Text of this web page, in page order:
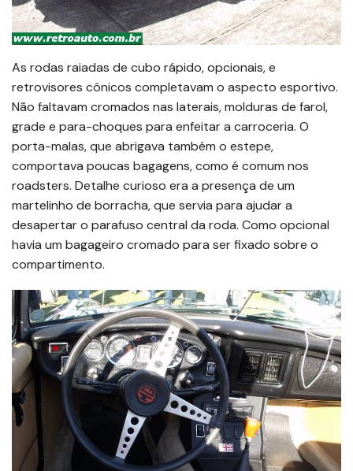
As rodas raiadas de cubo rápido, opcionais, e
retrovisores cônicos completavam o aspecto esportivo.
Não faltavam cromados nas laterais, molduras de farol,
grade e para-choques para enfeitar a carroceria. O
porta-malas, que abrigava também o estepe,
comportava poucas bagagens, como é comum nos
roadsters. Detalhe curioso era a presença de um
martelinho de borracha, que servia para ajudar a
desapertar o parafuso central da roda. Como opcional
havia um bagageiro cromado para ser fixado sobre o
compartimento.